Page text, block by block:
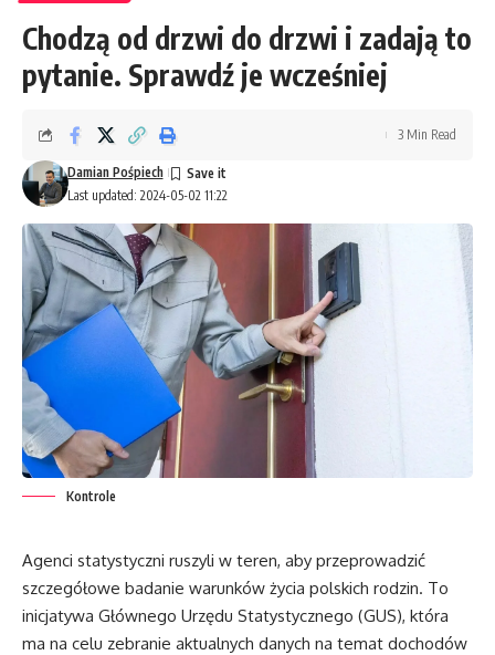
Chodzą od drzwi do drzwi i zadają to
pytanie. Sprawdź je wcześniej
Last updated: 2024-05-02 11:22
Damian Pośpiech
3 Min Read
Kontrole
Agenci statystyczni ruszyli w teren, aby przeprowadzić
szczegółowe badanie warunków życia polskich rodzin. To
inicjatywa Głównego Urzędu Statystycznego (GUS), która
ma na celu zebranie aktualnych danych na temat dochodów